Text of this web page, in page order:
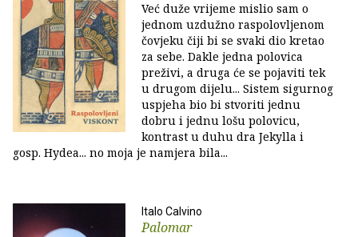
Već duže vrijeme mislio sam o
jednom uzdužno raspolovljenom
čovjeku čiji bi se svaki dio kretao
za sebe. Dakle jedna polovica
preživi, a druga će se pojaviti tek
u drugom dijelu... Sistem sigurnog
uspjeha bio bi stvoriti jednu
dobru i jednu lošu polovicu,
kontrast u duhu dra Jekylla i
gosp. Hydea... no moja je namjera bila...
Italo Calvino
Palomar